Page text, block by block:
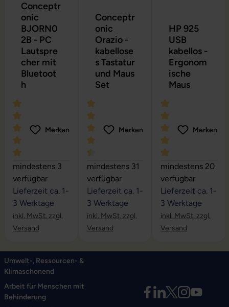
Conceptr
onic
BJORN0
2B - PC
Lautspre
cher mit
Bluetoot
h
Durchschnittliche Bewertung von 5 von 5 Sternen
Merken
mindestens 3
verfügbar
Lieferzeit ca. 1-
3 Werktage
inkl. MwSt. zzgl.
Versand
Conceptr
onic
Orazio -
kabellose
s Tastatur
und Maus
Set
Durchschnittliche Bewertung von 4.6
Merken
mindestens 31
verfügbar
Lieferzeit ca. 1-
3 Werktage
inkl. MwSt. zzgl.
Versand
HP 925
USB
kabellos -
Ergonom
ische
Maus
Durchschnittliche
Merken
mindestens 20
verfügbar
Lieferzeit ca. 1-
3 Werktage
inkl. MwSt. zzgl.
Versand
Umwelt-, Ressourcen- &
Klimaschonend
Arbeit für Menschen mit
Behinderung